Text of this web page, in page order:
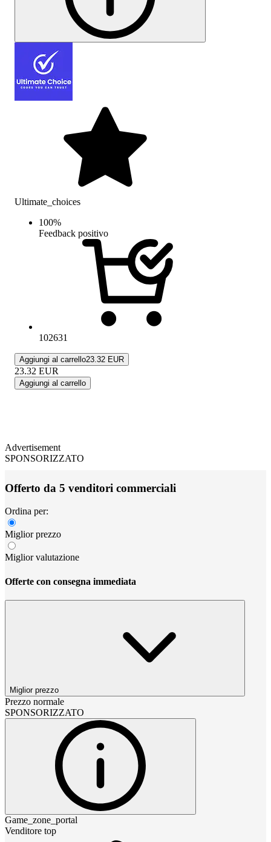
Ultimate_choices
100%
Feedback positivo
102631
Aggiungi al carrello23.32 EUR
23.32 EUR
Aggiungi al carrello
Advertisement
SPONSORIZZATO
Offerto da 5 venditori commerciali
Ordina per:
Miglior prezzo
Miglior valutazione
Offerte con consegna immediata
Miglior prezzo
Prezzo normale
SPONSORIZZATO
Game_zone_portal
Venditore top